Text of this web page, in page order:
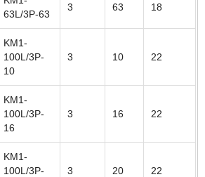
63L/3P-63
3 63 18
KM1-
100L/3P-
10
3 10 22
KM1-
100L/3P-
16
3 16 22
KM1-
100L/3P-
3 20 22